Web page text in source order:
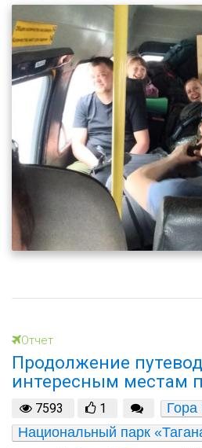
Отчет
Продолжение
интересным местам
7593 1
Гора
Национальный парк